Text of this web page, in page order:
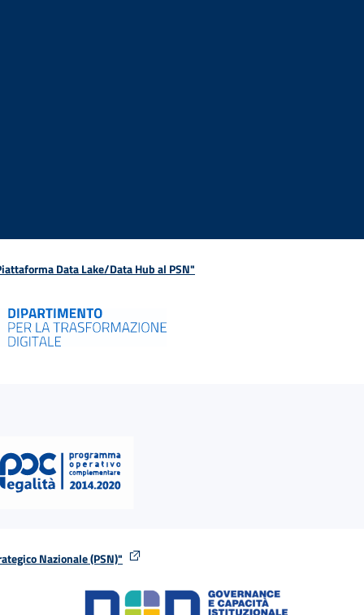
Data Lake/Data Hub al PSN"
Nazionale (PSN)"